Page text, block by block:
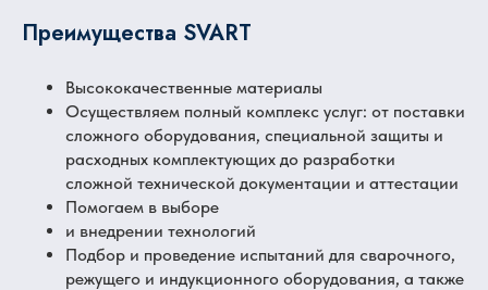
Преимущества SVART
Высококачественные материалы
Осуществляем полный комплекс услуг: от поставки
сложного оборудования, специальной защиты и
расходных комплектующих до разработки
сложной технической документации и аттестации
Помогаем в выборе
и внедрении технологий
Подбор и проведение испытаний для сварочного,
режущего и индукционного оборудования, а также